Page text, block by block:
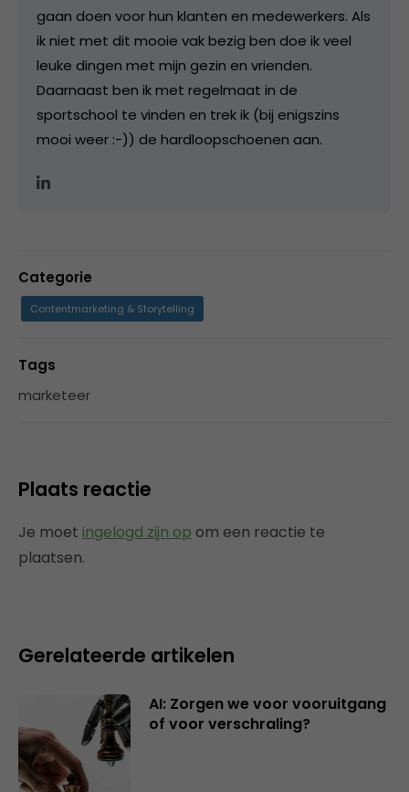
gaan doen voor hun klanten en medewerkers. Als
ik niet met dit mooie vak bezig ben doe ik veel
leuke dingen met mijn gezin en vrienden.
Daarnaast ben ik met regelmaat in de
sportschool te vinden en trek ik (bij enigszins
mooi weer :-)) de hardloopschoenen aan.
Categorie
Contentmarketing & Storytelling
Tags
marketeer
Plaats reactie
Je moet ingelogd zijn op om een reactie te
plaatsen.
Gerelateerde artikelen
AI: Zorgen we voor vooruitgang
of voor verschraling?